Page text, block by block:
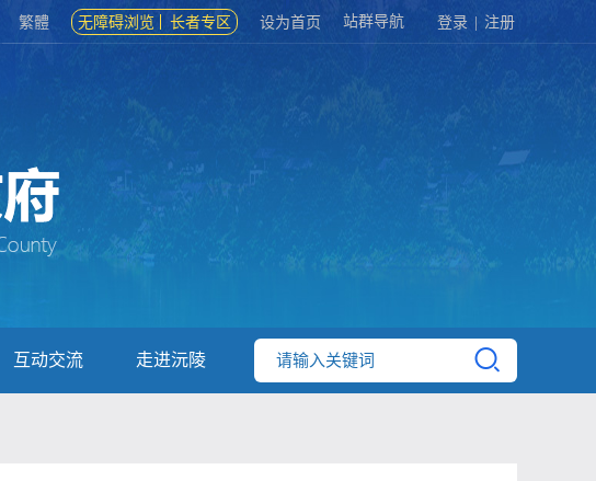
繁體 无障碍浏览 长者专区 设为首页 站群导航 登录 注册
互动交流 走进沅陵